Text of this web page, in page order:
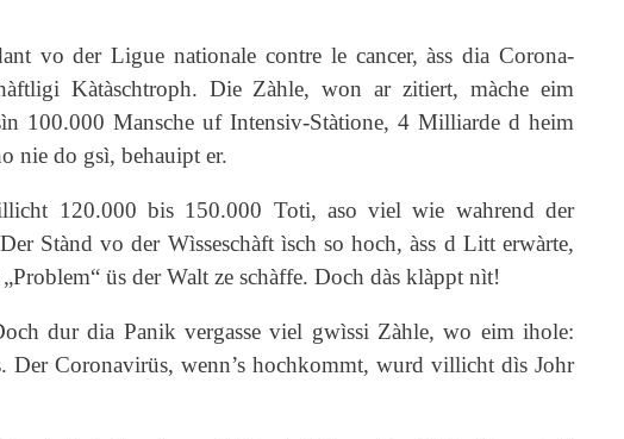
vo der Ligue nationale contre le cancer, àss dia Corona-
Kàtàschtroph. Die Zàhle, won ar zitiert, màche eim
100.000 Mansche uf Intensiv-Stàtione, 4 Milliarde d heim
nie do gsì, behauipt er.
120.000 bis 150.000 Toti, aso viel wie wahrend der
Stànd vo der Wìsseschàft ìsch so hoch, àss d Litt erwàrte,
üs der Walt ze schàffe. Doch dàs klàppt nìt!
dur dia Panik vergasse viel gwìssi Zàhle, wo eim ihole:
Der Coronavirüs, wenn’s hochkommt, wurd villicht dìs Johr